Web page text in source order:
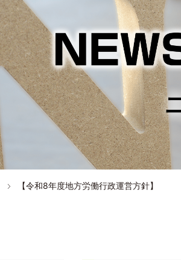
【令和8年度地方労働行政運営方針】